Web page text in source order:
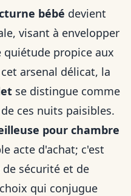
bébé devient
visant à envelopper
quiétude propice aux
arsenal délicat, la
se distingue comme
ces nuits paisibles.
pour chambre
acte d'achat; c'est
sécurité et de
qui conjugue